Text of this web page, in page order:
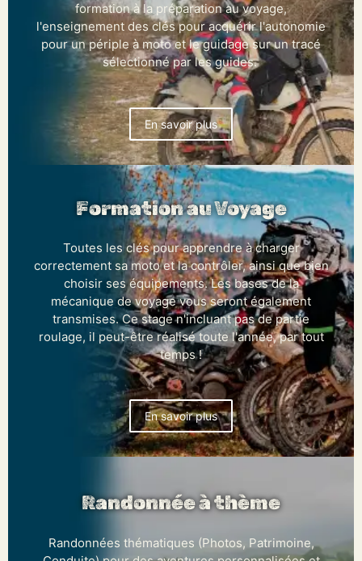
formation à la préparation au voyage,
l'enseignement des clés pour acquérir l'autonomie
pour un périple à moto et le guidage sur un tracé
sélectionné par les guides.
En savoir plus
Formation au Voyage
Toutes les clés pour apprendre à charger
correctement sa moto et la contrôler, ainsi que bien
choisir ses équipements. Les bases de la
mécanique de voyage vous seront également
transmises. Ce stage n'incluant pas de partie
roulage, il peut-être réalisé toute l'année, par tout
temps !
En savoir plus
Randonnée à thème
Randonnées thématiques (Photos, Patrimoine,